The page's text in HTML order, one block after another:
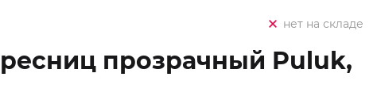
нет на складе
прозрачный Puluk,